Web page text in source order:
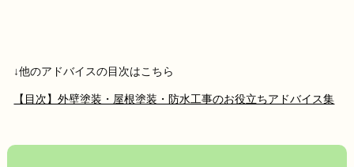
↓他のアドバイスの目次はこちら
【目次】外壁塗装・屋根塗装・防水工事のお役立ちアドバイス集